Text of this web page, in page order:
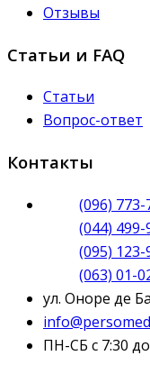
Отзывы
Статьи и FAQ
Статьи
Вопрос-ответ
Контакты
(096) 773-
(044) 499-
(095) 123-
(063) 01-
ул. Оноре де
ПН-СБ с 7:30 до